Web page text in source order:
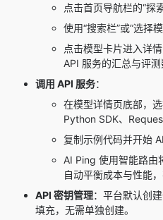
点击首页导航栏的“探
使用“搜索栏”或“选择
点击模型卡片进入详
API 服务的汇总与评测
调用 API 服务：
在模型详情页底部，
Python SDK、
复制示例代码并开始
AI Ping 使用智能路由
自动平衡成本与性能
API 密钥管理：平台默认创
填充，无需单独创建。